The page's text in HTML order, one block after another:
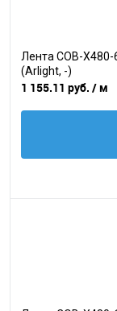
Лента COB-X480-
(Arlight, -)
1 155.11 руб. / м